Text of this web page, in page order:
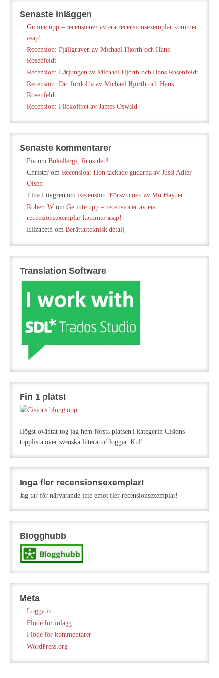
Senaste inläggen
Ge inte upp – recensioner av era recensionsexemplar kommer
asap!
Recension: Fjällgraven av Michael Hjorth och Hans
Rosenfeldt
Recension: Lärjungen av Michael Hjorth och Hans Rosenfeldt
Recension: Det fördolda av Michael Hjorth och Hans
Rosenfeldt
Recension: Flickoffret av James Oswald
Senaste kommentarer
Pia om Bokallergi, finns det?
Christer om Recension: Hon tackade gudarna av Jussi Adler
Olsen
Tina Lövgren om Recension: Försvunnen av Mo Hayder
Robert W om Ge inte upp – recensioner av era
recensionsexemplar kommer asap!
Elizabeth om Berättarteknisk detalj
Translation Software
Fin 1 plats!
Högst oväntat tog jag hem första platsen i kategorin Cisions
topplista över svenska litteraturbloggar. Kul!
Inga fler recensionsexemplar!
Jag tar för närvarande inte emot fler recensionsexemplar!
Blogghubb
Meta
Logga in
Flöde för inlägg
Flöde för kommentarer
WordPress.org